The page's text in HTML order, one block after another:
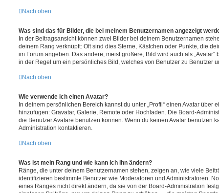
Nach oben
Was sind das für Bilder, die bei meinem Benutzernamen angezeigt
In der Beitragsansicht können zwei Bilder bei deinem Benutzernamen
deinem Rang verknüpft: Oft sind dies Sterne, Kästchen oder Punkte, die
im Forum angeben. Das andere, meist größere, Bild wird auch als
in der Regel um ein persönliches Bild, welches von Benutzer zu Benutzer
Nach oben
Wie verwende ich einen Avatar?
In deinem persönlichen Bereich kannst du unter „Profil“ einen Avatar über
hinzufügen: Gravatar, Galerie, Remote oder Hochladen. Die Board-
die Benutzer Avatare benutzen können. Wenn du keinen Avatar benutzen
Administration kontaktieren.
Nach oben
Was ist mein Rang und wie kann ich ihn ändern?
Ränge, die unter deinem Benutzernamen stehen, zeigen an, wie viele
identifizieren bestimmte Benutzer wie Moderatoren und Administratoren.
eines Ranges nicht direkt ändern, da sie von der Board-Administration